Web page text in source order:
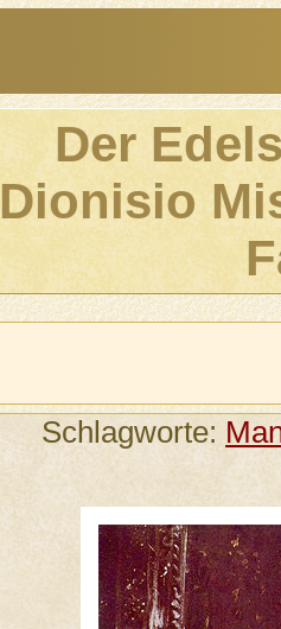
Der
Dionisio
Schlagworte: